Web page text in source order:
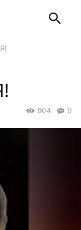
0
904